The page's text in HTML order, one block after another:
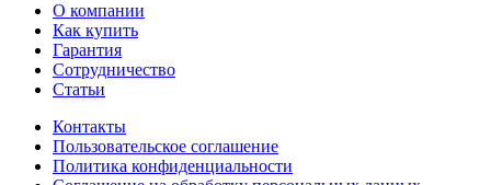
О компании
Как купить
Гарантия
Сотрудничество
Статьи
Контакты
Пользовательское соглашение
Политика конфиденциальности